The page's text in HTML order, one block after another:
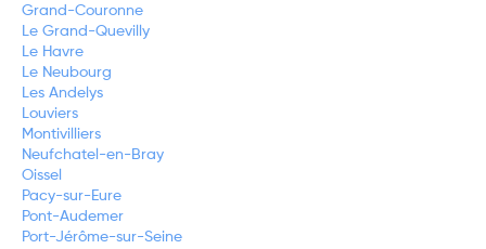
Grand-Couronne
Le Grand-Quevilly
Le Havre
Le Neubourg
Les Andelys
Louviers
Montivilliers
Neufchatel-en-Bray
Oissel
Pacy-sur-Eure
Pont-Audemer
Port-Jérôme-sur-Seine